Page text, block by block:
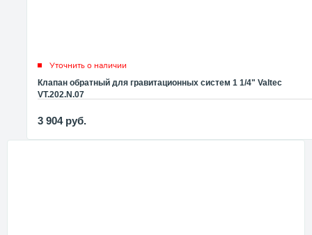
Уточнить о наличии
Клапан обратный для гравитационных систем 1 1/4" Valtec
VT.202.N.07
3 904 руб.